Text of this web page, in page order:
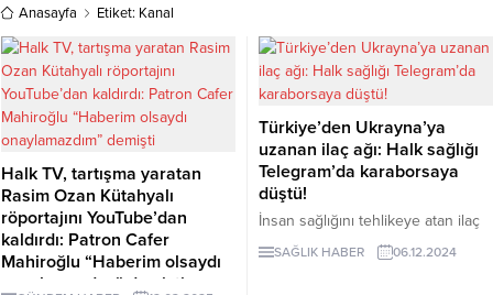
Anasayfa Etiket: Kanal
Halk TV, tartışma yaratan
Rasim Ozan Kütahyalı
röportajını YouTube’dan
kaldırdı: Patron Cafer
Mahiroğlu “Haberim olsaydı
onaylamazdım” demişti
Türkiye’den Ukrayna’ya
uzanan ilaç ağı: Halk sağlığı
Telegram’da karaborsaya
düştü!
İnsan sağlığını tehlikeye atan ilaç
çetesi bu kez Telegram'da ortaya
çıktı. Çetenin bir kolu Ukrayna'da
SAĞLIK HABER 06.12.2024